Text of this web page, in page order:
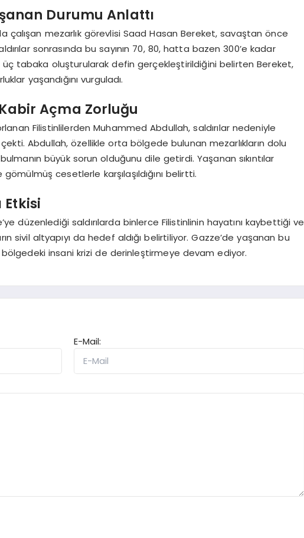
Durumu Anlattı
çalışan mezarlık görevlisi Saad Hasan Bereket, savaştan önce
sonrasında bu sayının 70, 80, hatta bazen 300’e kadar
üç tabaka oluşturularak defin gerçekleştirildiğini belirten Bereket,
yaşandığını vurguladı.
Açma Zorluğu
Filistinlilerden Muhammed Abdullah, saldırılar nedeniyle
Abdullah, özellikle orta bölgede bulunan mezarlıkların dolu
büyük sorun olduğunu dile getirdi. Yaşanan sıkıntılar
cesetlerle karşılaşıldığını belirtti.
Etkisi
düzenlediği saldırılarda binlerce Filistinlinin hayatını kaybettiği ve
sivil altyapıyı da hedef aldığı belirtiliyor. Gazze’de yaşanan bu
bölgedeki insani krizi de derinleştirmeye devam ediyor.
E-Mail: